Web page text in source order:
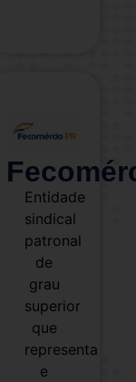
Entidade
sindical
patronal
de
grau
superior
que
representa
e